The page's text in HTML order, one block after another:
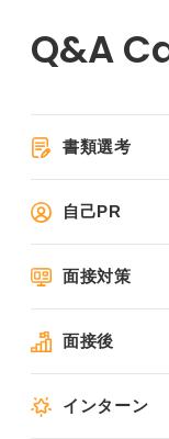
書類選考
自己PR
面接対策
面接後
インターン